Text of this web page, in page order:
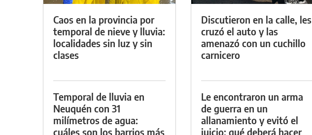
Caos en la provincia por
temporal de nieve y lluvia:
localidades sin luz y sin
clases
Temporal de lluvia en
Neuquén con 31
milímetros de agua:
cuáles son los barrios más
Discutieron en la calle, les
cruzó el auto y las
amenazó con un cuchillo
carnicero
Le encontraron un arma
de guerra en un
allanamiento y evitó el
juicio: qué deberá hacer